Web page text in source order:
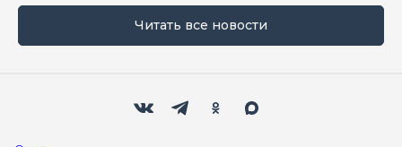
Читать все новости